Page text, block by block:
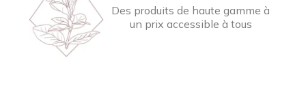
Des produits de haute gamme à
un prix accessible à tous